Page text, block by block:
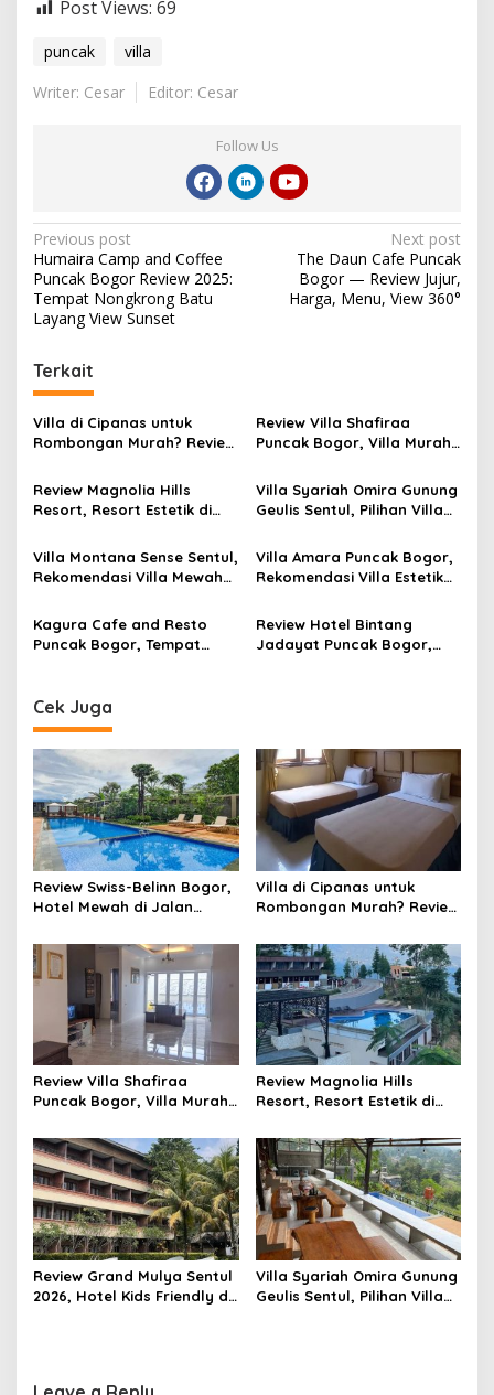
Post Views: 69
puncak
villa
Writer: Cesar
Editor: Cesar
Follow Us
Post
navigation
Previous post
Humaira Camp and Coffee
Puncak Bogor Review 2025:
Tempat Nongkrong Batu
Layang View Sunset
Next post
The Daun Cafe Puncak
Bogor — Review Jujur,
Harga, Menu, View 360°
Terkait
Villa di Cipanas untuk
Rombongan Murah? Review
Puncak dengan Private
Pool
Review Villa Shafiraa
Puncak Bogor, Villa Murah
dengan Kolam Renang
Private Dekat Kebun Teh
Review Magnolia Hills
Resort, Resort Estetik di
Infinity Pool View Gunung
Salak dan Pangrango
Villa Syariah Omira Gunung
Geulis Sentul, Pilihan Villa
View Perbukitan dan
Fasilitas Lengkap
Villa Montana Sense Sentul,
Rekomendasi Villa Mewah
View Pegunungan dan
Fasilitas Premium
Villa Amara Puncak Bogor,
Rekomendasi Villa Estetik
dengan View Pegunungan
Kagura Cafe and Resto
Puncak Bogor, Tempat
dan Menu Kuliner Lengkap
Review Hotel Bintang
Jadayat Puncak Bogor,
Cek Juga
Review Swiss-Belinn Bogor,
Hotel Mewah di Jalan
Villa di Cipanas untuk
Rombongan Murah? Review
Puncak dengan Private
Pool
Review Villa Shafiraa
Puncak Bogor, Villa Murah
dengan Kolam Renang
Private Dekat Kebun Teh
Review Magnolia Hills
Resort, Resort Estetik di
Infinity Pool View Gunung
Salak dan Pangrango
Review Grand Mulya Sentul
2026, Hotel Kids Friendly di
Villa Syariah Omira Gunung
Geulis Sentul, Pilihan Villa